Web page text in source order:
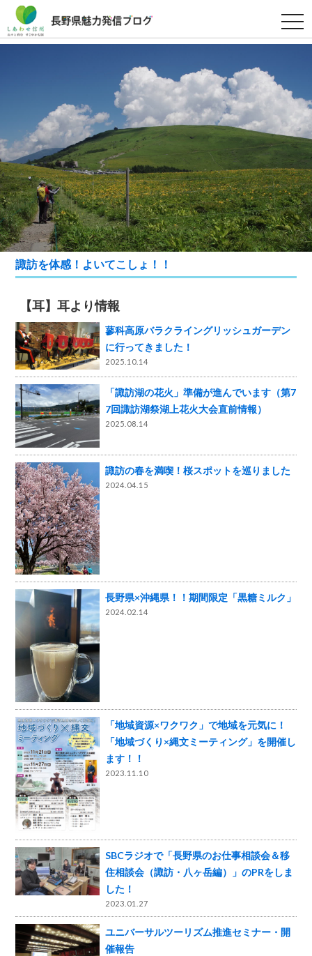
t
o
g
a
v
g
a
t
o
n
諏訪を体感！よいてこしょ！！
【耳】耳より情報
蓼科高原バラクライングリッシュガーデン
に行ってきました！
2025.10.14
「諏訪湖の花火」準備が進んでいます（第7
7回諏訪湖祭湖上花火大会直前情報）
2025.08.14
諏訪の春を満喫！桜スポットを巡りました
2024.04.15
長野県×沖縄県！！期間限定「黒糖ミルク」
2024.02.14
「地域資源×ワクワク」で地域を元気に！
「地域づくり×縄文ミーティング」を開催し
ます！！
2023.11.10
SBCラジオで「長野県のお仕事相談会＆移
住相談会（諏訪・八ヶ岳編）」のPRをしま
した！
2023.01.27
ユニバーサルツーリズム推進セミナー・開
催報告